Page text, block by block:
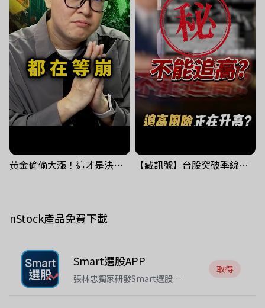
黃金偷偷大漲！這才是決定台股生死的「真風向球」！｜Mr.Jimmy高志銘 #黃金 #美元指數 #聯準會 【藏訊號】台股突破季線，週一我提醒了這個關鍵訊號
nStock產品免費下載
Smart選股APP
張林忠獨家研發Smart選股
取得